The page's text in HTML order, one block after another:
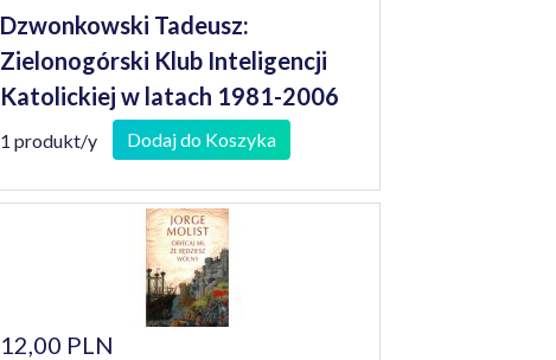
Dzwonkowski Tadeusz:
Zielonogórski Klub Inteligencji
Katolickiej w latach 1981-2006
1 produkt/y Dodaj do Koszyka
12,00 PLN